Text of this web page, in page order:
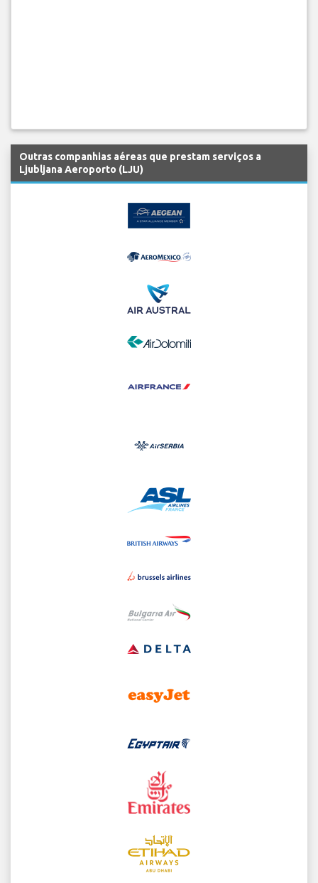
Outras companhias aéreas que prestam serviços a
Ljubljana Aeroporto (LJU)